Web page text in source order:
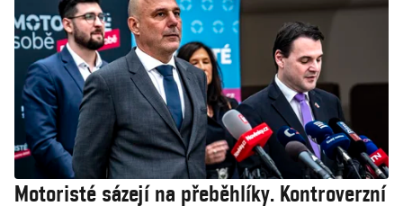
Motoristé sázejí na přeběhlíky. Kontroverzní